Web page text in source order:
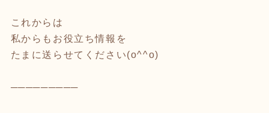
これからは
私からもお役立ち情報を
たまに送らせてください(o^^o)
─────────